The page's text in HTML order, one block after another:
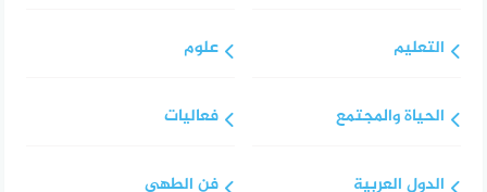
التعليم
الحياة والمجتمع
الدول العربية
علوم
فعاليات
فن الطهي